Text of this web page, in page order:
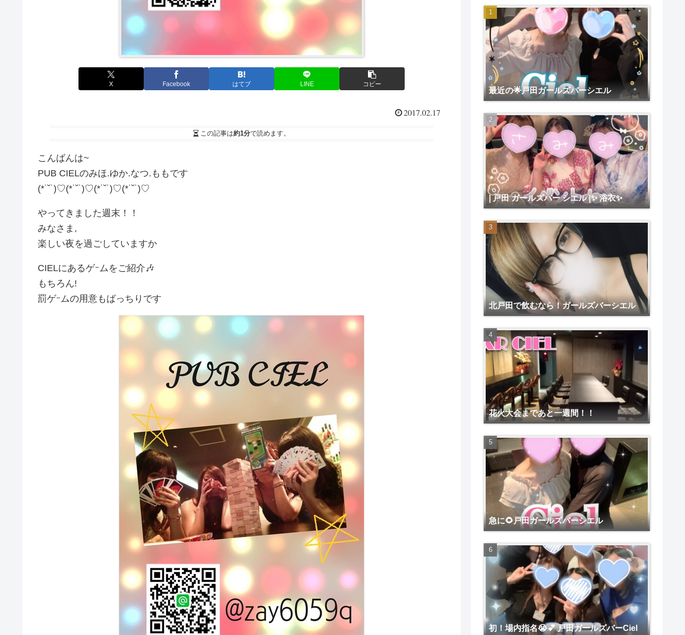
X Facebook はてブ LINE コピー
2017.02.17
この記事は約1分で読めます。
こんばんは~
PUB CIELのみほ.ゆか.なつ.ももです
(*˙˘˙)♡(*˙˘˙)♡(*˙˘˙)♡(*˙˘˙)♡
やってきました週末！！
みなさま,
楽しい夜を過ごしていますか
CIELにあるゲｰムをご紹介🎶
もちろん!
罰ゲｰムの用意もばっちりです
最近の🌟戸田ガールズバーシエル
| 戸田 ガールズバー シエル |✨ 浴衣✨
北戸田で飲むなら！ガールズバーシエル
花火大会まであと一週間！！
急に🌻戸田ガールズバーシエル
初！場内指名😭💕 戸田ガールズバーCiel